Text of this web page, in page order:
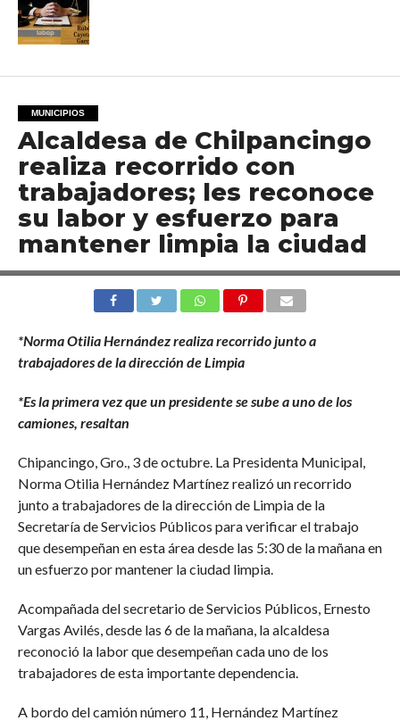
MUNICIPIOS
Alcaldesa de Chilpancingo
realiza recorrido con
trabajadores; les reconoce
su labor y esfuerzo para
mantener limpia la ciudad
*Norma Otilia Hernández realiza recorrido junto a
trabajadores de la dirección de Limpia
*Es la primera vez que un presidente se sube a uno de los
camiones, resaltan
Chipancingo, Gro., 3 de octubre. La Presidenta Municipal,
Norma Otilia Hernández Martínez realizó un recorrido
junto a trabajadores de la dirección de Limpia de la
Secretaría de Servicios Públicos para verificar el trabajo
que desempeñan en esta área desde las 5:30 de la mañana en
un esfuerzo por mantener la ciudad limpia.
Acompañada del secretario de Servicios Públicos, Ernesto
Vargas Avilés, desde las 6 de la mañana, la alcaldesa
reconoció la labor que desempeñan cada uno de los
trabajadores de esta importante dependencia.
A bordo del camión número 11, Hernández Martínez